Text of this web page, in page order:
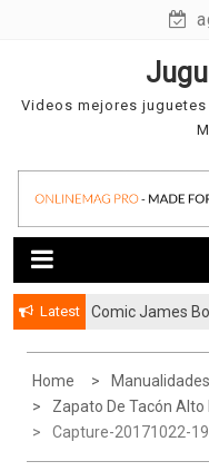
Videos mejores
Latest Comic James
Home
Manualidades
Zapato De Tacón
Capture-20171022-